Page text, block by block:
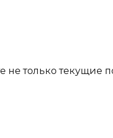
только текущие